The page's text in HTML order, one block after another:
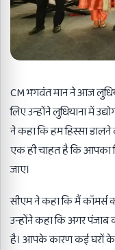
CM भगवंत मान ने आज
लिए उन्होंने लुधियाना में
ने कहा कि हम हिस्सा
एक ही चाहत है कि आपका
जाए।
सीएम ने कहा कि मैं कॉमर्स
उन्होंने कहा कि अगर पंजाब
है। आपके कारण कई घरों